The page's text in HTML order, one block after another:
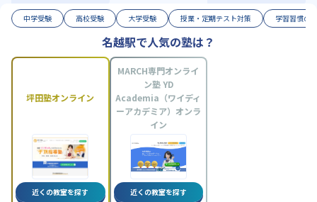
中学受験 高校受験 大学受験 授業・定期テスト対策 学習習慣の
名越駅で人気の塾は？
坪田塾オンライン
近くの教室を探す
MARCH専門オンライ
ン塾 YD
Academia（ワイディ
ーアカデミア）オンラ
イン
近くの教室を探す